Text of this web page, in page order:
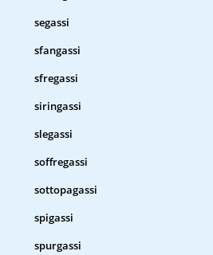
segassi
sfangassi
sfregassi
siringassi
slegassi
soffregassi
sottopagassi
spigassi
spurgassi